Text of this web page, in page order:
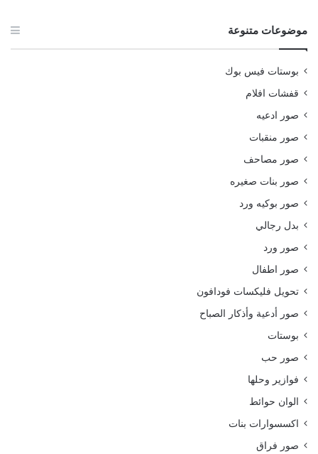
موضوعات متنوعة
بوستات فيس بوك
قفشات افلام
صور ادعيه
صور منقبات
صور مصاحف
صور بنات صغيره
صور بوكيه ورد
بدل رجالي
صور ورد
صور اطفال
تحويل فليكسات فودافون
صور أدعية وأذكار الصباح
بوستات
صور حب
فوازير وحلها
الوان حوائط
اكسسوارات بنات
صور فراق